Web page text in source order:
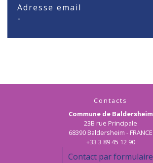
Adresse email
-
Contacts
Commune de Baldersheim
23B rue Principale
68390 Baldersheim - FRANCE
+33 3 89 45 12 90
Contact par formulaire